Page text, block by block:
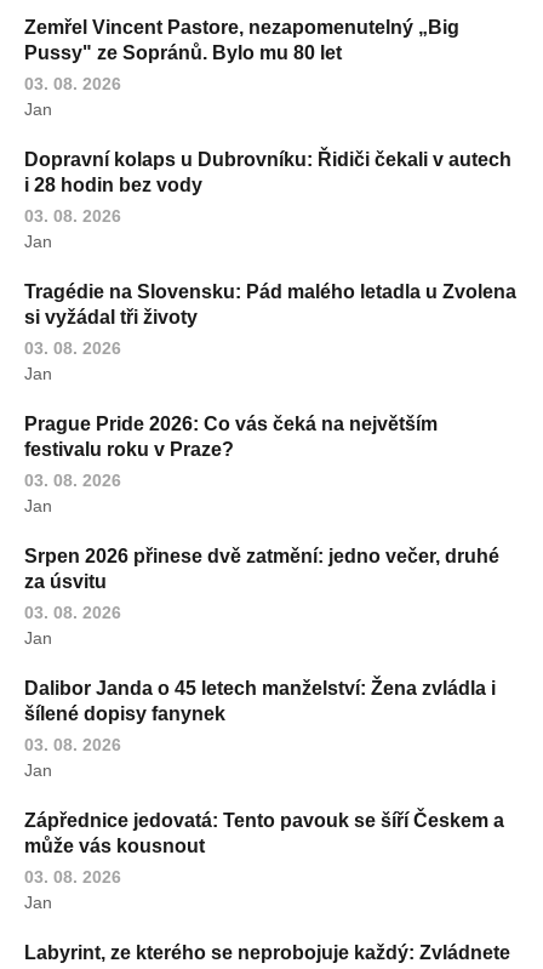
Zemřel Vincent Pastore, nezapomenutelný „Big
Pussy" ze Sopránů. Bylo mu 80 let
03. 08. 2026
Jan
Dopravní kolaps u Dubrovníku: Řidiči čekali v autech
i 28 hodin bez vody
03. 08. 2026
Jan
Tragédie na Slovensku: Pád malého letadla u Zvolena
si vyžádal tři životy
03. 08. 2026
Jan
Prague Pride 2026: Co vás čeká na největším
festivalu roku v Praze?
03. 08. 2026
Jan
Srpen 2026 přinese dvě zatmění: jedno večer, druhé
za úsvitu
03. 08. 2026
Jan
Dalibor Janda o 45 letech manželství: Žena zvládla i
šílené dopisy fanynek
03. 08. 2026
Jan
Zápřednice jedovatá: Tento pavouk se šíří Českem a
může vás kousnout
03. 08. 2026
Jan
Labyrint, ze kterého se neprobojuje každý: Zvládnete